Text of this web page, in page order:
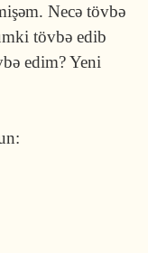
Necə tövbə
tövbə edib
edim? Yeni